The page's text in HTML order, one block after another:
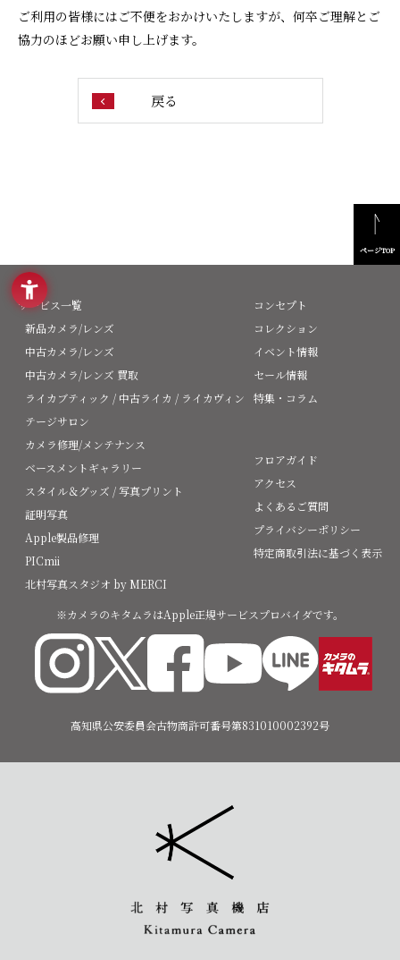
ご利用の皆様にはご不便をおかけいたしますが、何卒ご理解とご
協力のほどお願い申し上げます。
戻る
ページTOP
サービス一覧
新品カメラ/レンズ
中古カメラ/レンズ
中古カメラ/レンズ 買取
ライカブティック / 中古ライカ / ライカヴィン
テージサロン
カメラ修理/メンテナンス
ベースメントギャラリー
スタイル＆グッズ / 写真プリント
証明写真
Apple製品修理
PICmii
北村写真スタジオ by MERCI
※カメラのキタムラはApple正規サービスプロバイダです。
コンセプト
コレクション
イベント情報
セール情報
特集・コラム
フロアガイド
アクセス
よくあるご質問
プライバシーポリシー
特定商取引法に基づく表示
高知県公安委員会古物商許可番号第831010002392号